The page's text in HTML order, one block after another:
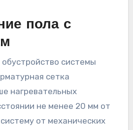
пола с
системы
сетка
нагревательных
не менее 20 мм от
от механических